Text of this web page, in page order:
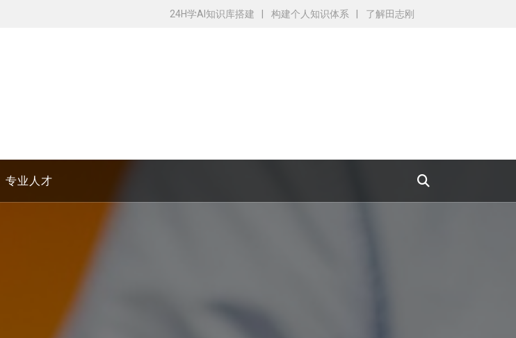
24H学AI知识库搭建 构建个人知识体系 了解田志刚
专业人才